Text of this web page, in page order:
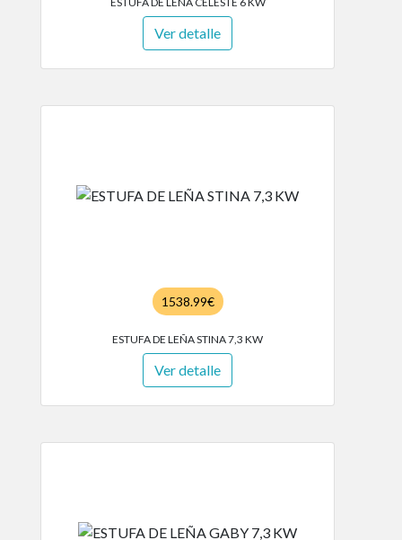
Ver detalle
1538.99€
ESTUFA DE LEÑA STINA 7,3 KW
Ver detalle